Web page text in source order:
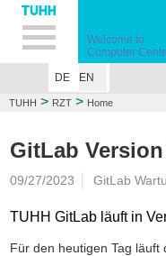
Hauptnavigation
Unternavigation
Inhalt
Suche
Welcome to
Computer
DE
EN
TUHH > RZT > Home
GitLab Version
09/27/2023 GitLab
TUHH GitLab läuft in
Für den heutigen Tag läuft